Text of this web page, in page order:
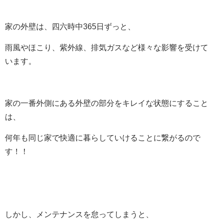
家の外壁は、四六時中365日ずっと、
雨風やほこり、紫外線、排気ガスなど様々な影響を受けて
います。
家の一番外側にある外壁の部分をキレイな状態にすること
は、
何年も同じ家で快適に暮らしていけることに繋がるので
す！！
しかし、メンテナンスを怠ってしまうと、